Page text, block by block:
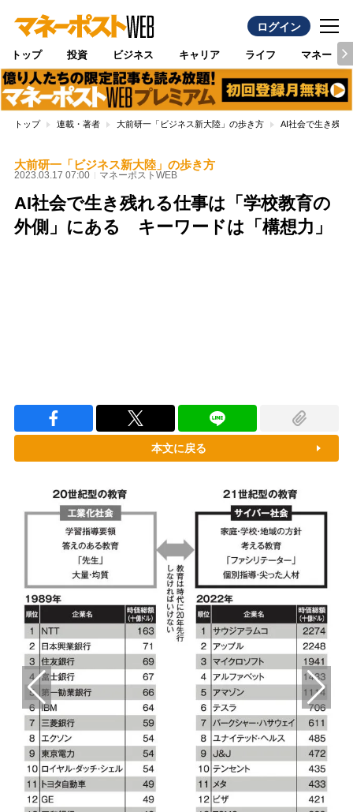
ログイン
トップ 投資 ビジネス キャリア ライフ マネー
トップ 連載・著者 大前研一「ビジネス新大陸」の歩き方 AI社会で生き残
大前研一「ビジネス新大陸」の歩き方
2023.03.17 07:00 マネーポストWEB
AI社会で生き残れる仕事は「学校教育の
外側」にある キーワードは「構想力」
本文に戻る